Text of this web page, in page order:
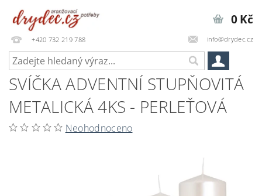
+420 732 219 788 info@drydec.cz
0 Kč
SVÍČKA ADVENTNÍ STUPŇOVITÁ
METALICKÁ 4KS - PERLEŤOVÁ
Neohodnoceno